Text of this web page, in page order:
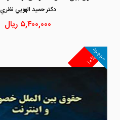
دكتر حميد الهويي نظري
۵,۴۰۰,۰۰۰ ریال
۱۰%
موجود